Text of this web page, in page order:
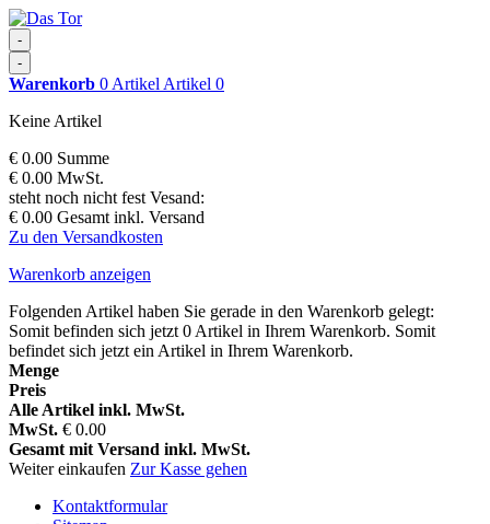
-
-
Warenkorb 0 Artikel Artikel 0
Keine Artikel
€ 0.00 Summe
€ 0.00 MwSt.
steht noch nicht fest Vesand:
€ 0.00 Gesamt inkl. Versand
Zu den Versandkosten
Warenkorb anzeigen
Folgenden Artikel haben Sie gerade in den Warenkorb gelegt:
Somit befinden sich jetzt 0 Artikel in Ihrem Warenkorb. Somit
befindet sich jetzt ein Artikel in Ihrem Warenkorb.
Menge
Preis
Alle Artikel inkl. MwSt.
MwSt. € 0.00
Gesamt mit Versand inkl. MwSt.
Weiter einkaufen Zur Kasse gehen
Kontaktformular